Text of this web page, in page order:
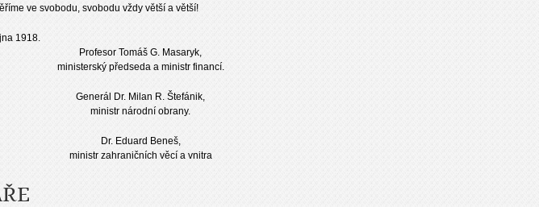
ve svobodu, svobodu vždy větší a větší!
1918.
Profesor Tomáš G. Masaryk,
ministerský předseda a ministr financí.
Generál Dr. Milan R. Štefánik,
ministr národní obrany.
Dr. Eduard Beneš,
ministr zahraničních věcí a vnitra